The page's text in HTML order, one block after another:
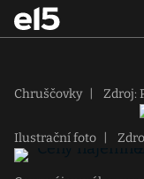
Chruščovky Zdroj:
Ilustrační foto